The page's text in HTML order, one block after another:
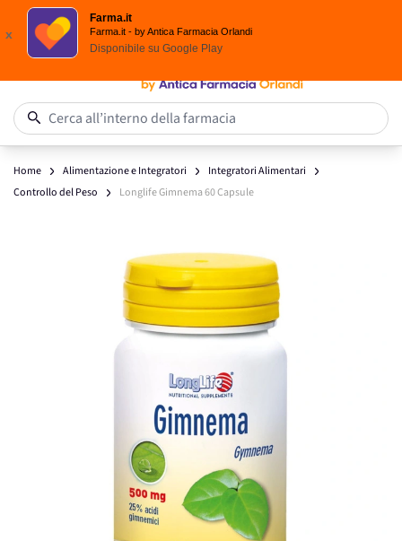
Spedizione
x
Farma.it
Farma.it - by Antica Farmacia Orlandi
Disponibile su Google Play
Salta al contenuto
Cerca all’interno della farmacia
Home Alimentazione e Integratori
Integratori Alimentari
Controllo del Peso
Longlife Gimnema 60 Capsule